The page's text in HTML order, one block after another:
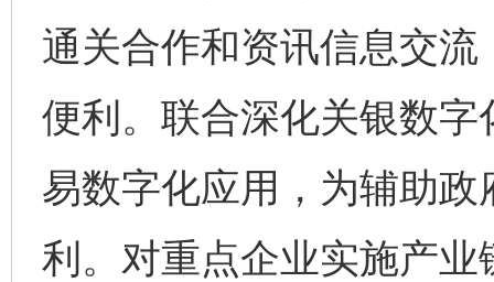
通关合作和资讯信息交
便利。联合深化关银数
易数字化应用，为辅助
利。对重点企业实施产业